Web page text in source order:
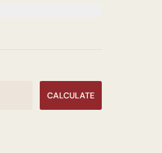
CALCULATE